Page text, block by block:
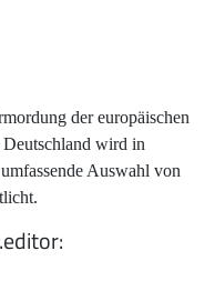
der europäischen
Deutschland wird in
Auswahl von